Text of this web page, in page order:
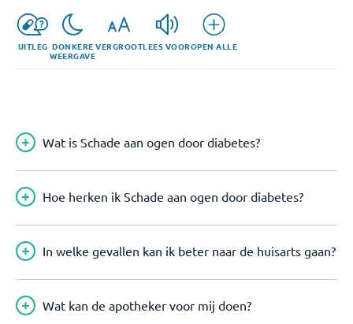
UITLEG DONKERE
WEERGAVE
VERGROOTLEES VOOROPEN ALLE
Wat is Schade aan ogen door diabetes?
Hoe herken ik Schade aan ogen door diabetes?
In welke gevallen kan ik beter naar de huisarts gaan?
Wat kan de apotheker voor mij doen?